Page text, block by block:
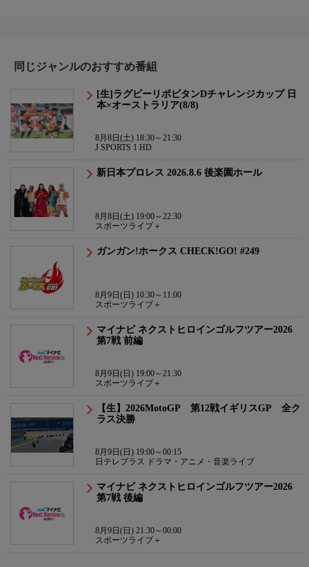
同じジャンルのおすすめ番組
[生]ラグビーリポビタンDチャレンジカップ 日
本×オーストラリア(8/8)
8月8日(土) 18:30～21:30
J SPORTS 1 HD
新日本プロレス 2026.8.6 後楽園ホール
8月8日(土) 19:00～22:30
スポーツライブ＋
ガンガン!ホークス CHECK!GO! #249
8月9日(日) 10:30～11:00
スポーツライブ＋
マイナビ ネクストヒロインゴルフツアー2026
第7戦 前編
8月9日(日) 19:00～21:30
スポーツライブ＋
【生】2026MotoGP 第12戦イギリスGP 全ク
ラス決勝
8月9日(日) 19:00～00:15
日テレプラス ドラマ・アニメ・音楽ライブ
マイナビ ネクストヒロインゴルフツアー2026
第7戦 後編
8月9日(日) 21:30～00:00
スポーツライブ＋